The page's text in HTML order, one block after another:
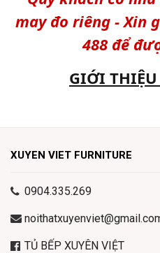
may đo riêng - Xin
488 để
GIỚI
XUYEN VIET FURNITURE
0904.335.269
TỦ BẾP XUYÊN VIỆT